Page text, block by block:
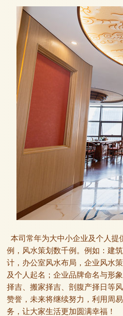
本司常年为大中小企业及个人提
例，风水策划数千例。例如：建
计，办公室风水布局，企业风水
及个人起名；企业品牌命名与形
择吉、搬家择吉、剖腹产择日等
赞誉，未来将继续努力，利用周
务，让大家生活更加圆满幸福！